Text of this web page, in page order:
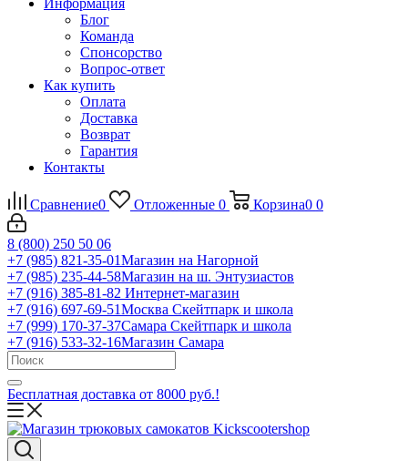
Информация
Блог
Команда
Спонсорство
Вопрос-ответ
Как купить
Оплата
Доставка
Возврат
Гарантия
Контакты
Сравнение0 Отложенные 0 Корзина0 0
8 (800) 250 50 06
+7 (985) 821-35-01Магазин на Нагорной
+7 (985) 235-44-58Магазин на ш. Энтузиастов
+7 (916) 385-81-82 Интернет-магазин
+7 (916) 697-69-51Москва Скейтпарк и школа
+7 (999) 170-37-37Самара Скейтпарк и школа
+7 (916) 533-32-16Магазин Самара
Бесплатная доставка от 8000 руб.!